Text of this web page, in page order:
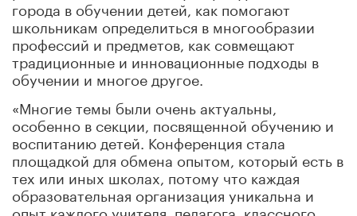
города в обучении детей, как помогают
школьникам определиться в многообразии
профессий и предметов, как совмещают
традиционные и инновационные подходы в
обучении и многое другое.
«Многие темы были очень актуальны,
особенно в секции, посвященной обучению и
воспитанию детей. Конференция стала
площадкой для обмена опытом, который есть в
тех или иных школах, потому что каждая
образовательная организация уникальна и
опыт каждого учителя, педагога, классного